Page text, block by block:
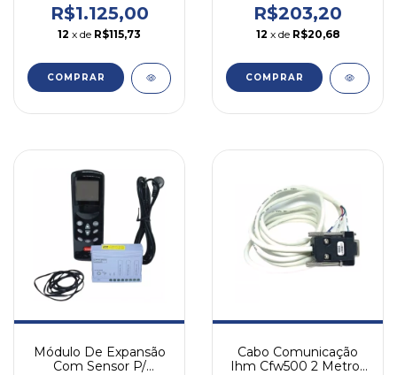
ceth-ip
R$1.125,00
12 x de R$115,73
COMPRAR
Weg
R$203,20
12 x de R$20,68
COMPRAR
Módulo De Expansão
Com Sensor P/
Cabo Comunicação
Ihm Cfw500 2 Metros